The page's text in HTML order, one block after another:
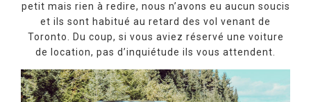
petit mais rien à redire, nous n’avons eu aucun soucis
et ils sont habitué au retard des vol venant de
Toronto. Du coup, si vous aviez réservé une voiture
de location, pas d’inquiétude ils vous attendent.